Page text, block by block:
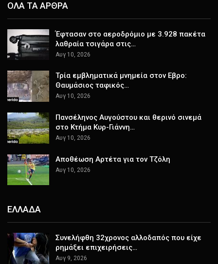
ΟΛΑ ΤΑ ΑΡΘΡΑ
Έφτασαν στο αεροδρόμιο με 3.928 πακέτα
λαθραία τσιγάρα στις…
Αυγ 10, 2026
Τρία εμβληματικά μνημεία στον Εβρο:
Θαυμάσιος ταφικός…
Αυγ 10, 2026
Πανσέληνος Αυγούστου και θερινό σινεμά
στο Κτήμα Κυρ-Γιάννη…
Αυγ 10, 2026
Αποθέωση Αρτέτα για τον Τζόλη
Αυγ 10, 2026
ΕΛΛΑΔΑ
Συνελήφθη 32χρονος αλλοδαπός που είχε
ρημάξει επιχειρήσεις…
Αυγ 9, 2026